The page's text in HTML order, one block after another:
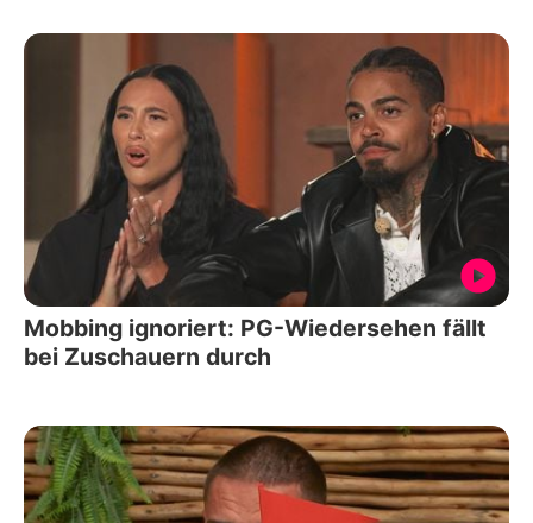
Mobbing ignoriert: PG-Wiedersehen fällt
bei Zuschauern durch